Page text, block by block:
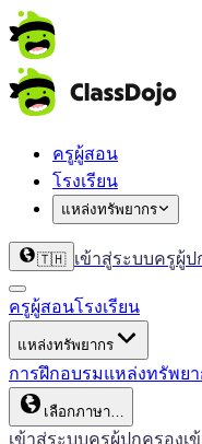
ครูผู้สอน
โรงเรียน
แหล่งทรัพยากร
🇹🇭 เข้าสู่ระบบครูผู้ป
ครูผู้สอนโรงเรียน
แหล่งทรัพยากร
การฝึกอบรมแหล่งทรัพย
เลือกภาษา…
เข้าสู่ระบบครูผู้ปกครองเ